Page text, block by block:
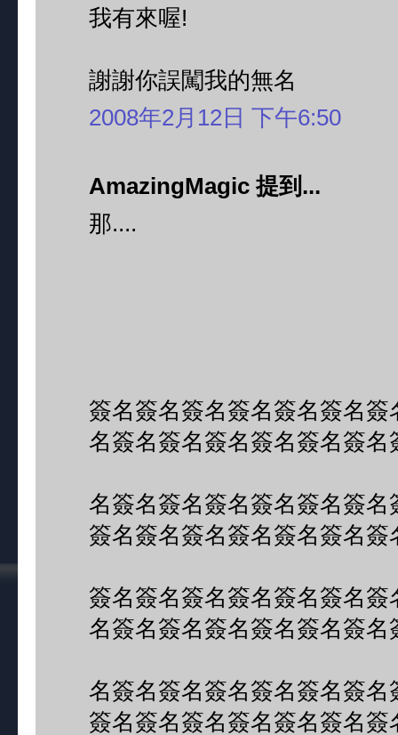
我有來喔!
謝謝你誤闖我的無名
2008年2月12日 下午6:50
AmazingMagic 提到...
那....
簽名簽名簽名簽名簽名簽名
名簽名簽名簽名簽名簽名簽名
名簽名簽名簽名簽名簽名簽
簽名簽名簽名簽名簽名簽名簽
簽名簽名簽名簽名簽名簽名
名簽名簽名簽名簽名簽名簽名
名簽名簽名簽名簽名簽名簽
簽名簽名簽名簽名簽名簽名簽